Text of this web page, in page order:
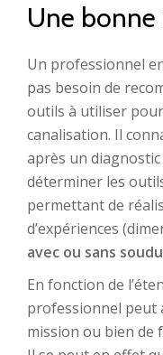
Une
Un professionnel
pas besoin de
outils à utiliser
canalisation. Il
après un
déterminer les
permettant de
d’expériences
avec ou sans
En fonction de
professionnel peut
mission ou bien de